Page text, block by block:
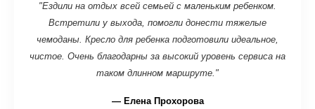
"Ездили на отдых всей семьей с маленьким ребенком.
Встретили у выхода, помогли донести тяжелые
чемоданы. Кресло для ребенка подготовили идеальное,
чистое. Очень благодарны за высокий уровень сервиса на
таком длинном маршруте."
— Елена Прохорова